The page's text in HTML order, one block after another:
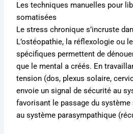
Les techniques manuelles pour
somatisées
Le stress chronique s’incruste
L’ostéopathie, la réflexologie ou
spécifiques permettent de
que le mental a créés. En
tension (dos, plexus solaire,
envoie un signal de sécurité au
favorisant le passage du
au système parasympathique